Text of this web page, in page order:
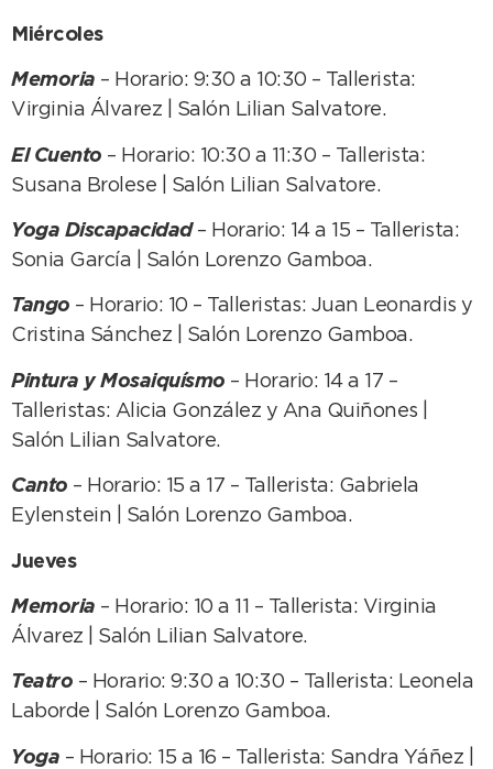
Miércoles
Memoria – Horario: 9:30 a 10:30 – Tallerista:
Virginia Álvarez | Salón Lilian Salvatore.
El Cuento – Horario: 10:30 a 11:30 – Tallerista:
Susana Brolese | Salón Lilian Salvatore.
Yoga Discapacidad– Horario: 14 a 15 – Tallerista:
Sonia García | Salón Lorenzo Gamboa.
Tango – Horario: 10 – Talleristas: Juan Leonardis y
Cristina Sánchez | Salón Lorenzo Gamboa.
Pintura y Mosaiquísmo – Horario: 14 a 17 –
Talleristas: Alicia González y Ana Quiñones |
Salón Lilian Salvatore.
Canto – Horario: 15 a 17 – Tallerista: Gabriela
Eylenstein | Salón Lorenzo Gamboa.
Jueves
Memoria – Horario: 10 a 11 – Tallerista: Virginia
Álvarez | Salón Lilian Salvatore.
Teatro – Horario: 9:30 a 10:30 – Tallerista: Leonela
Laborde | Salón Lorenzo Gamboa.
Yoga – Horario: 15 a 16 – Tallerista: Sandra Yáñez |